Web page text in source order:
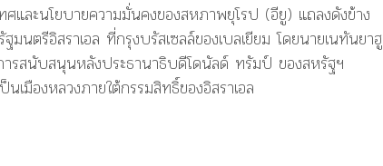
ศและนโยบายความมั่นคงของสหภาพยุโรป (อียู) แถลงดังข้าง
ตรีอิสราเอล ที่กรุงบรัสเซลล์ของเบลเยียม โดยนายเนทันยาฮู
ารสนับสนุนหลังประธานาธิบดีโดนัลด์ ทรัมป์ ของสหรัฐฯ
เมืองหลวงภายใต้กรรมสิทธิ์ของอิสราเอล